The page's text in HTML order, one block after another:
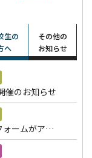
生の
へ
その他の
お知らせ
催のお知らせ
ームがアッ